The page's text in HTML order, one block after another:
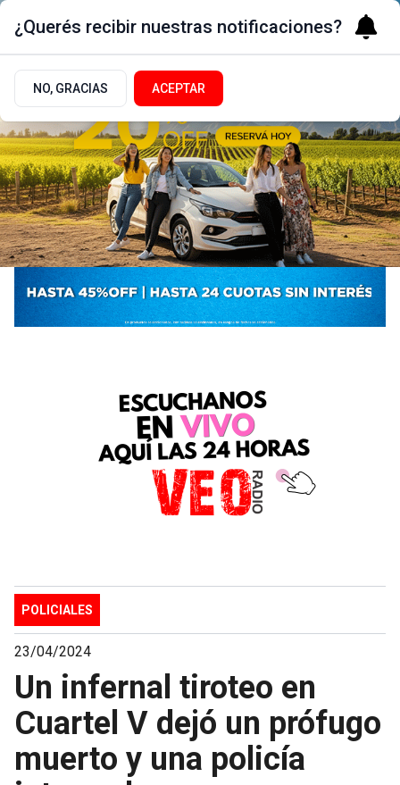
POLICIALES
23/04/2024
Un infernal tiroteo en
Cuartel V dejó un prófugo
muerto y una policía
¿Querés recibir nuestras notificaciones?
NO, GRACIAS ACEPTAR